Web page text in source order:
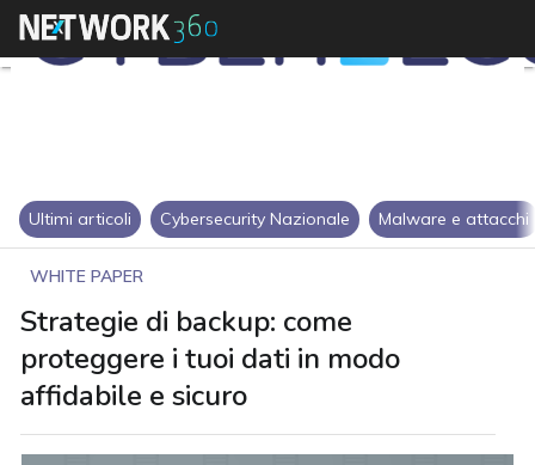
Ultimi articoli Cybersecurity Nazionale Malware e attacchi
WHITE PAPER
Strategie di backup: come
proteggere i tuoi dati in modo
affidabile e sicuro